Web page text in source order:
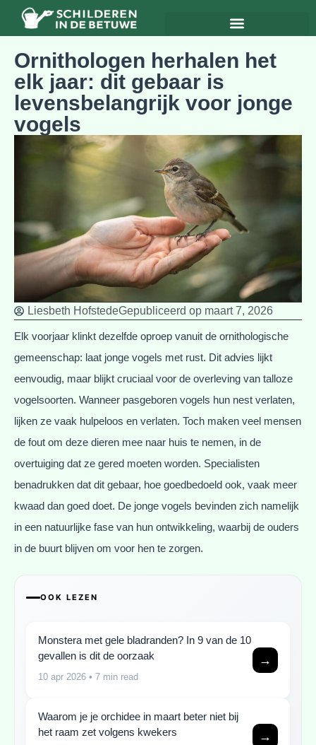
Ornithologen herhalen het
elk jaar: dit gebaar is
levensbelangrijk voor jonge
vogels
Liesbeth HofstedeGepubliceerd op maart 7, 2026
Elk voorjaar klinkt dezelfde oproep vanuit de ornithologische
gemeenschap: laat jonge vogels met rust. Dit advies lijkt
eenvoudig, maar blijkt cruciaal voor de overleving van talloze
vogelsoorten. Wanneer pasgeboren vogels hun nest verlaten,
lijken ze vaak hulpeloos en verlaten. Toch maken veel mensen
de fout om deze dieren mee naar huis te nemen, in de
overtuiging dat ze gered moeten worden. Specialisten
benadrukken dat dit gebaar, hoe goedbedoeld ook, vaak meer
kwaad dan goed doet. De jonge vogels bevinden zich namelijk
in een natuurlijke fase van hun ontwikkeling, waarbij de ouders
in de buurt blijven om voor hen te zorgen.
OOK LEZEN
Monstera met gele bladranden? In 9 van de 10
gevallen is dit de oorzaak
10 apr 2026 • 7 min read
→
Waarom je je orchidee in maart beter niet bij
het raam zet volgens kwekers
→